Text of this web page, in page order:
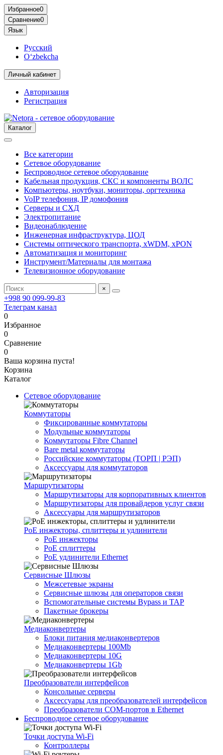
Избранное0
Сравнение0
Язык
Русский
O‘zbekcha
Личный кабинет
Авторизация
Регистрация
Каталог
Все категории
Сетевое оборудование
Беспроводное сетевое оборудование
Кабельная продукция, СКС и компоненты ВОЛС
Компьютеры, ноутбуки, мониторы, оргтехника
VoIP телефония, IP домофония
Серверы и СХД
Электропитание
Видеонаблюдение
Инженерная инфраструктура, ЦОД
Системы оптического транспорта, xWDM, xPON
Автоматизация и мониторинг
Инструмент/Материалы для монтажа
Телевизионное оборудование
×
+998 90 099-99-83
Телеграм канал
0
Избранное
0
Сравнение
0
Ваша корзина пуста!
Корзина
Каталог
Сетевое оборудование
Коммутаторы
Фиксированные коммутаторы
Модульные коммутаторы
Коммутаторы Fibre Channel
Bare metal коммутаторы
Российские коммутаторы (ТОРП | РЭП)
Аксессуары для коммутаторов
Маршрутизаторы
Маршрутизаторы для корпоративных клиентов
Маршрутизаторы для провайдеров услуг связи
Аксессуары для маршрутизаторов
PoE инжекторы, сплиттеры и удлинители
PoE инжекторы
PoE сплиттеры
PoE удлинители Ethernet
Сервисные Шлюзы
Межсетевые экраны
Сервисные шлюзы для операторов связи
Вспомогательные системы Bypass и TAP
Пакетные брокеры
Медиаконвертеры
Блоки питания медиаконвертеров
Медиаконвертеры 100Mb
Медиаконвертеры 10G
Медиаконвертеры 1Gb
Преобразователи интерфейсов
Консольные серверы
Аксессуары для преобразователей интерфейсов
Преобразователи COM-портов в Ethernet
Беспроводное сетевое оборудование
Точки доступа Wi-Fi
Контроллеры